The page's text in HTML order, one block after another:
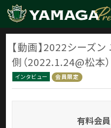
【動画】2022シーズ
側（2022.1.24@松本）
インタビュー 会員限定
有料会